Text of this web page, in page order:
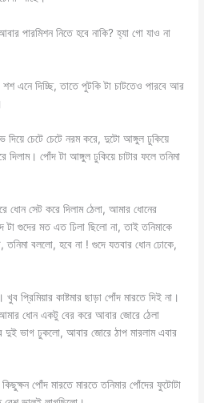
পারমিশন নিতে হবে নাকি? হ্যা গো যাও না
এনে দিচ্ছি, তাতে পুটকি টা চাটতেও পারবে আর
দিয়ে চেটে চেটে নরম করে, দুটো আঙ্গুল ঢুকিয়ে
দিলাম। পোঁদ টা আঙ্গুল ঢুকিয়ে চাটার ফলে তনিমা
ধোন সেট করে দিলাম ঠেলা, আমার ধোনের
টা গুদের মত এত ঢিলা ছিলো না, তাই তনিমাকে
তনিমা বললো, হবে না ! গুদে যতবার ধোন ঢোকে,
প্রিমিয়ার কাষ্টমার ছাড়া পোঁদ মারতে দিই না।
ধোন একটু বের করে আবার জোরে ঠেলা
দুই ভাগ ঢুকলো, আবার জোরে ঠাপ মারলাম এবার
পোঁদ মারতে মারতে তনিমার পোঁদের ফুটোটা